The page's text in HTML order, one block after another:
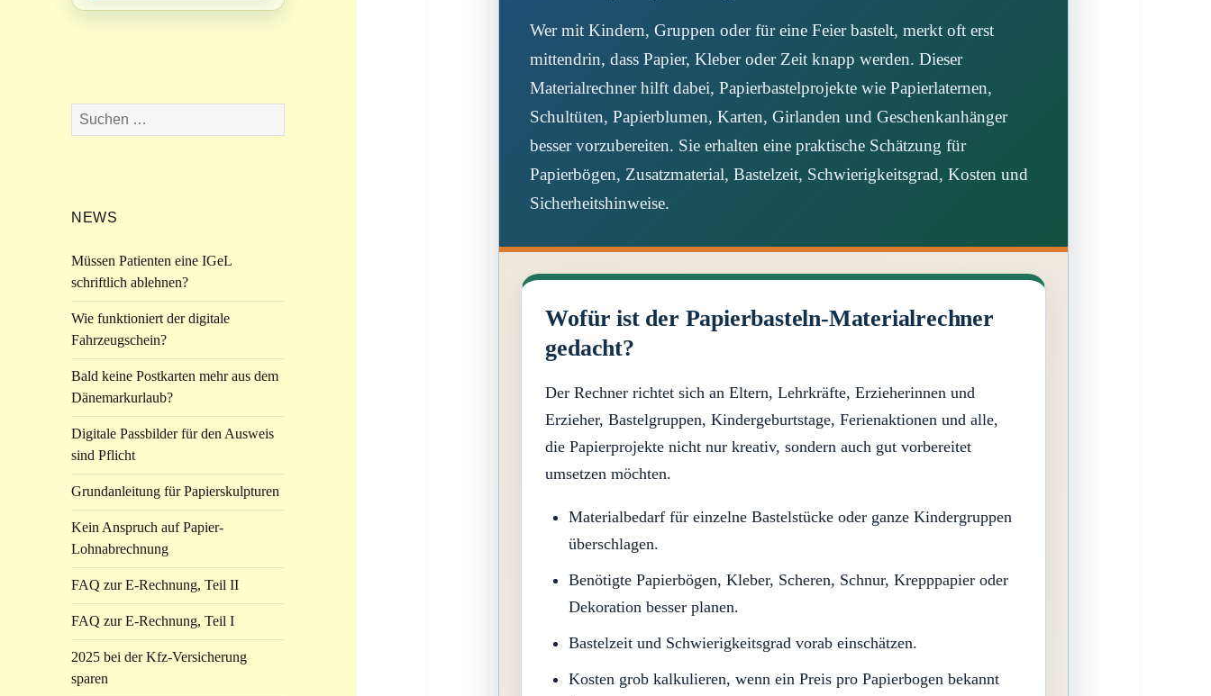
Suchen
nach:
NEWS
Müssen Patienten eine IGeL
schriftlich ablehnen?
Wie funktioniert der digitale
Fahrzeugschein?
Bald keine Postkarten mehr aus dem
Dänemarkurlaub?
Digitale Passbilder für den Ausweis
sind Pflicht
Grundanleitung für Papierskulpturen
Kein Anspruch auf Papier-
Lohnabrechnung
FAQ zur E-Rechnung, Teil II
FAQ zur E-Rechnung, Teil I
2025 bei der Kfz-Versicherung
sparen
Wer mit Kindern, Gruppen oder für eine Feier bastelt, merkt oft erst
mittendrin, dass Papier, Kleber oder Zeit knapp werden. Dieser
Materialrechner hilft dabei, Papierbastelprojekte wie Papierlaternen,
Schultüten, Papierblumen, Karten, Girlanden und Geschenkanhänger
besser vorzubereiten. Sie erhalten eine praktische Schätzung für
Papierbögen, Zusatzmaterial, Bastelzeit, Schwierigkeitsgrad, Kosten und
Sicherheitshinweise.
Wofür ist der Papierbasteln-Materialrechner
gedacht?
Der Rechner richtet sich an Eltern, Lehrkräfte, Erzieherinnen und
Erzieher, Bastelgruppen, Kindergeburtstage, Ferienaktionen und alle,
die Papierprojekte nicht nur kreativ, sondern auch gut vorbereitet
umsetzen möchten.
Materialbedarf für einzelne Bastelstücke oder ganze Kindergruppen
überschlagen.
Benötigte Papierbögen, Kleber, Scheren, Schnur, Krepppapier oder
Dekoration besser planen.
Bastelzeit und Schwierigkeitsgrad vorab einschätzen.
Kosten grob kalkulieren, wenn ein Preis pro Papierbogen bekannt